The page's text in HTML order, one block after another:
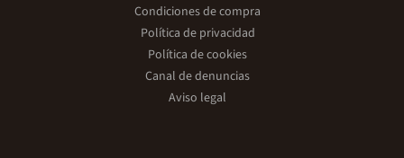
Condiciones de compra
Política de privacidad
Política de cookies
Canal de denuncias
Aviso legal